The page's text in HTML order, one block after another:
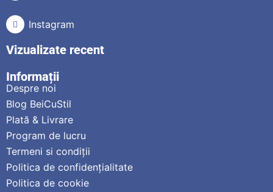
Instagram
Vizualizate recent
Informații
Despre noi
Blog BeiCuStil
Plată & Livrare
Program de lucru
Termeni si condiții
Politica de confidențialitate
Politica de cookie